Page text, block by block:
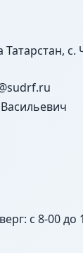
Татарстан,
с 8-00 до